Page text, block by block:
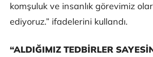
komşuluk ve insanlık görevimiz
ediyoruz.” ifadelerini kullandı.
“ALDIĞIMIZ TEDBİRLER